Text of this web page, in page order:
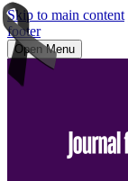
Skip to main content
footer
Open Menu